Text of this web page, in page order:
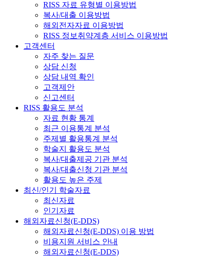
RISS 자료 유형별 이용방법
복사/대출 이용방법
해외전자자료 이용방법
RISS 정보취약계층 서비스 이용방법
고객센터
자주 찾는 질문
상담 신청
상담 내역 확인
고객제안
신고센터
RISS 활용도 분석
자료 현황 통계
최근 이용통계 분석
주제별 활용통계 분석
학술지 활용도 분석
복사/대출제공 기관 분석
복사/대출신청 기관 분석
활용도 높은 주제
최신/인기 학술자료
최신자료
인기자료
해외자료신청(E-DDS)
해외자료신청(E-DDS) 이용 방법
비용지원 서비스 안내
해외자료신청(E-DDS)